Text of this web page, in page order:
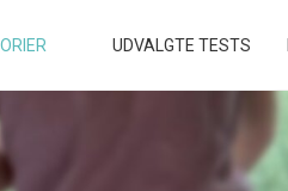
UDVALGTE TESTS